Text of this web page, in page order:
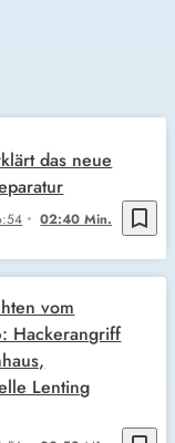
bookmark_border
02:40 Min.
das neue
vom
Hackerangriff
Lenting